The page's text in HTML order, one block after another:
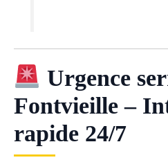
Urgence
Fontvieille –
rapide 24/7